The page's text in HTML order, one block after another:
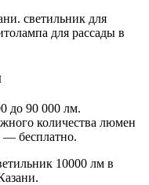
светильник для
для рассады в
до 90 000 лм.
количества люмен
— бесплатно.
10000 лм в
.